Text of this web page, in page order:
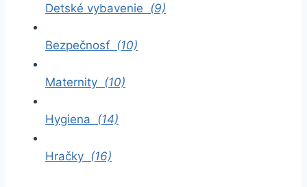
Detské vybavenie (9)
Bezpečnosť (10)
Maternity (10)
Hygiena (14)
Hračky (16)